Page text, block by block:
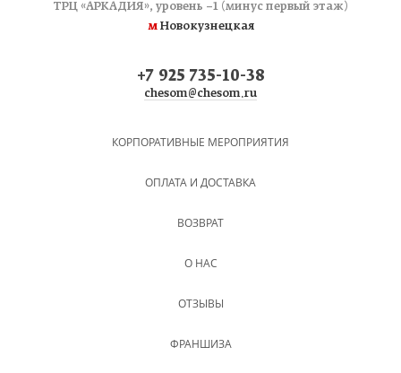
ТРЦ «АРКАДИЯ», уровень −1 (минус первый этаж)
мНовокузнецкая
+7 925 735-10-38
chesom@chesom.ru
КОРПОРАТИВНЫЕ МЕРОПРИЯТИЯ
ОПЛАТА И ДОСТАВКА
ВОЗВРАТ
О НАС
ОТЗЫВЫ
ФРАНШИЗА